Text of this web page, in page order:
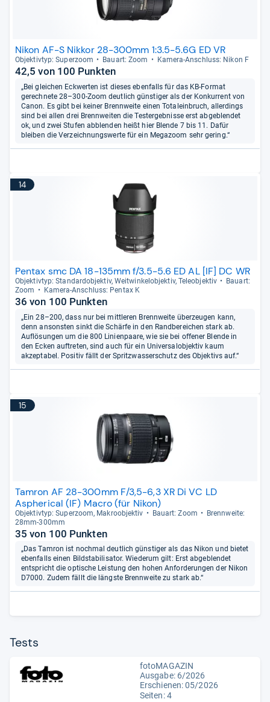
Nikon AF-S Nikkor 28-300mm 1:3.5-5.6G ED VR
Objek­tiv­typ: Super­zoom Bau­art: Zoom Kamera-​Anschluss: Nikon F
42,5 von 100 Punkten
„Bei gleichen Eckwerten ist dieses ebenfalls für das KB-Format
gerechnete 28–300-Zoom deutlich günstiger als der Konkurrent von
Canon. Es gibt bei keiner Brennweite einen Totaleinbruch, allerdings
sind bei allen drei Brennweiten die Testergebnisse erst abgeblendet
ok, und zwei Stufen abblenden heißt hier Blende 7 bis 11. Dafür
bleiben die Verzeichnungswerte für ein Megazoom sehr gering.“
14
Pentax smc DA 18-135mm f/3.5-5.6 ED AL [IF] DC WR
Objek­tiv­typ: Stan­dar­d­ob­jek­tiv, Weit­win­kel­ob­jek­tiv, Tele­ob­jek­tiv
Bau­art:
Zoom
Kamera-​Anschluss: Pen­tax K
36 von 100 Punkten
„Ein 28–200, dass nur bei mittleren Brennweite überzeugen kann,
denn ansonsten sinkt die Schärfe in den Randbereichen stark ab.
Auflösungen um die 800 Linienpaare, wie sie bei offener Blende in
den Ecken auftreten, sind auch für ein Universalobjektiv kaum
akzeptabel. Positiv fällt der Spritzwasserschutz des Objektivs auf.“
15
Tamron AF 28-300mm F/3,5-6,3 XR Di VC LD
Aspherical (IF) Macro (für Nikon)
Objek­tiv­typ: Super­zoom, Makro­ob­jek­tiv Bau­art: Zoom
Brenn­weite:
28mm-​300mm
35 von 100 Punkten
„Das Tamron ist nochmal deutlich günstiger als das Nikon und bietet
ebenfalls einen Bildstabilisator. Wiederum gilt: Erst abgeblendet
entspricht die optische Leistung den hohen Anforderungen der Nikon
D7000. Zudem fällt die längste Brennweite zu stark ab.“
Tests
fotoMAGAZIN
Ausgabe: 6/2026
Erschienen:05/2026
Seiten: 4